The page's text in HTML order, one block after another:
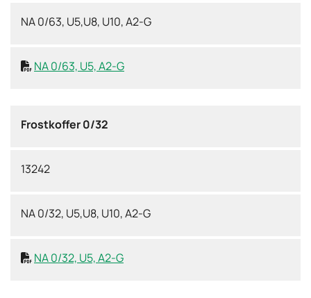
NA 0/63, U5,U8, U10, A2-G
 NA 0/63, U5, A2-G
Frostkoffer 0/32
13242
NA 0/32, U5,U8, U10, A2-G
 NA 0/32, U5, A2-G